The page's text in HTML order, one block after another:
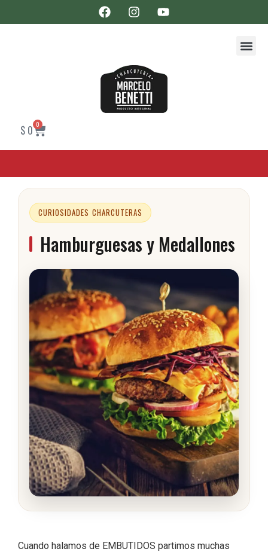
$ 0 0
CURIOSIDADES CHARCUTERAS
Hamburguesas y Medallones
Cuando halamos de EMBUTIDOS partimos muchas